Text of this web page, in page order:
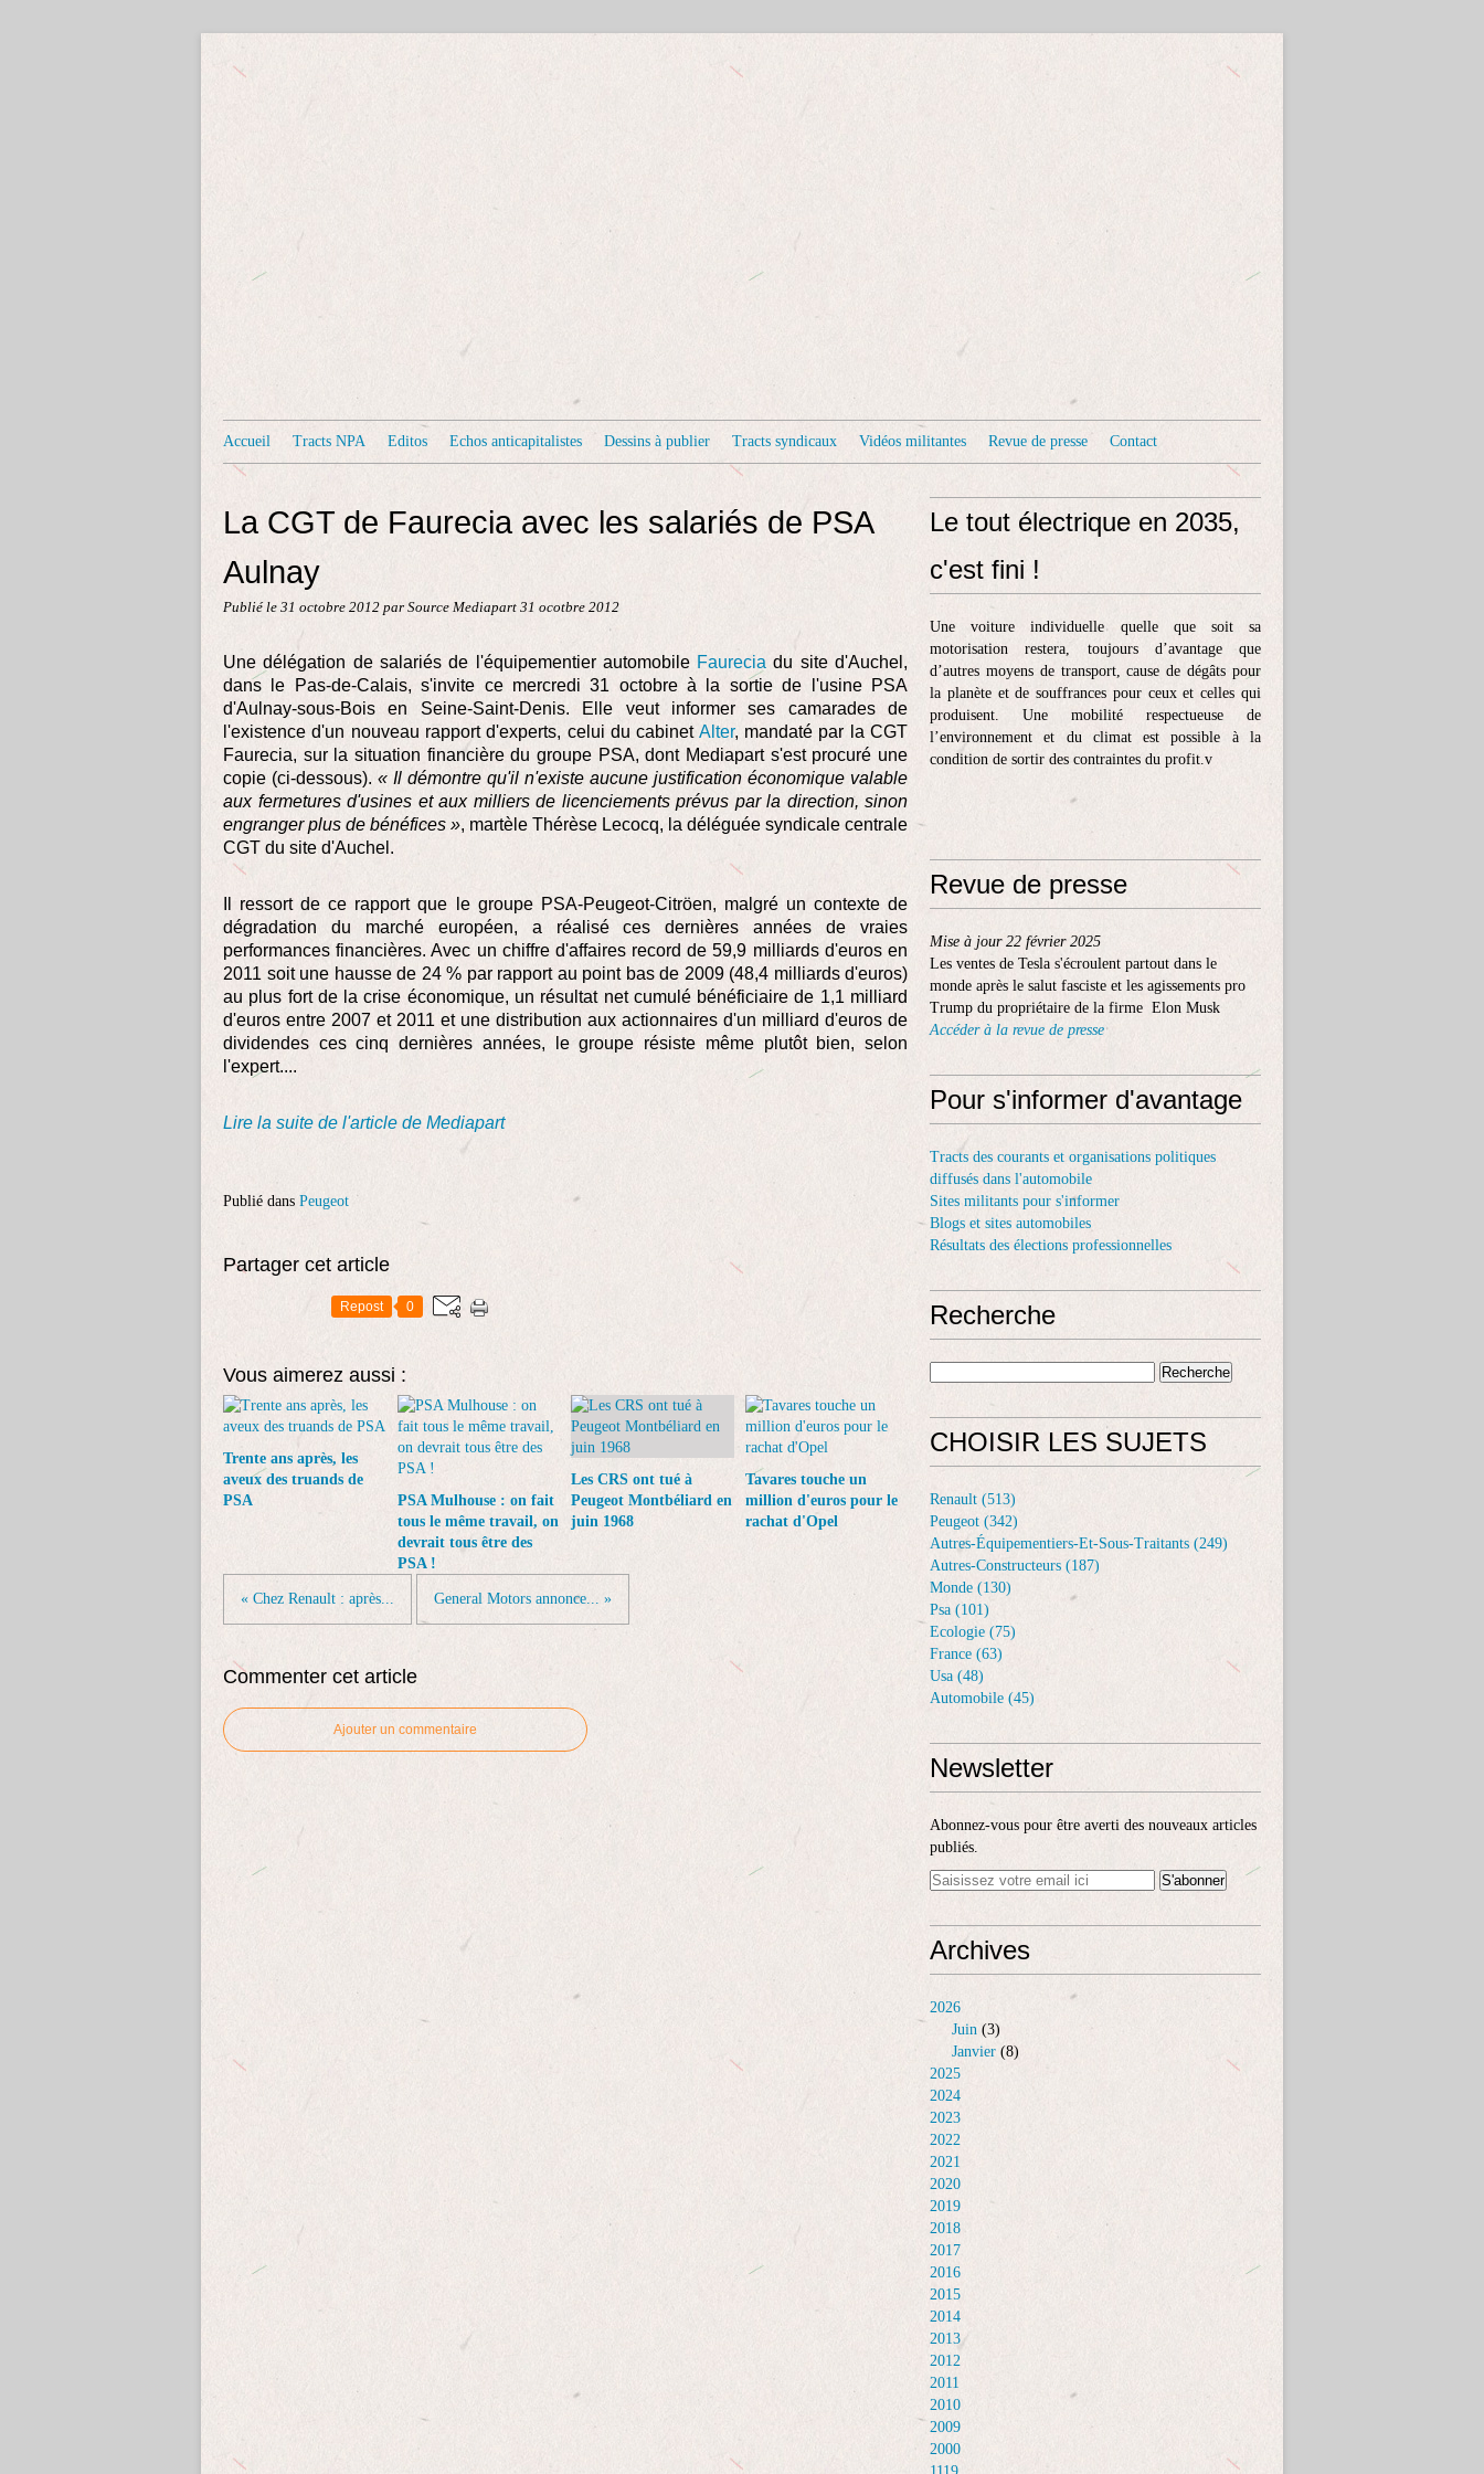
Accueil Tracts NPA Editos Echos anticapitalistes Dessins à publier Tracts syndicaux Vidéos militantes Revue de presse Contact
La CGT de Faurecia avec les salariés de PSA
Aulnay
Publié le 31 octobre 2012 par Source Mediapart 31 ocotbre 2012
Une délégation de salariés de l'équipementier automobile Faurecia du site d'Auchel,
dans le Pas-de-Calais, s'invite ce mercredi 31 octobre à la sortie de l'usine PSA
d'Aulnay-sous-Bois en Seine-Saint-Denis. Elle veut informer ses camarades de
l'existence d'un nouveau rapport d'experts, celui du cabinet Alter, mandaté par la CGT
Faurecia, sur la situation financière du groupe PSA, dont Mediapart s'est procuré une
copie (ci-dessous). « Il démontre qu'il n'existe aucune justification économique valable
aux fermetures d'usines et aux milliers de licenciements prévus par la direction, sinon
engranger plus de bénéfices », martèle Thérèse Lecocq, la déléguée syndicale centrale
CGT du site d'Auchel.
Il ressort de ce rapport que le groupe PSA-Peugeot-Citröen, malgré un contexte de
dégradation du marché européen, a réalisé ces dernières années de vraies
performances financières. Avec un chiffre d'affaires record de 59,9 milliards d'euros en
2011 soit une hausse de 24 % par rapport au point bas de 2009 (48,4 milliards d'euros)
au plus fort de la crise économique, un résultat net cumulé bénéficiaire de 1,1 milliard
d'euros entre 2007 et 2011 et une distribution aux actionnaires d'un milliard d'euros de
dividendes ces cinq dernières années, le groupe résiste même plutôt bien, selon
l'expert....
Lire la suite de l'article de Mediapart
Publié dans Peugeot
Partager cet article
Repost 0
Vous aimerez aussi :
Trente ans après, les
aveux des truands de
PSA
PSA Mulhouse : on fait
tous le même travail, on
devrait tous être des
PSA !
Les CRS ont tué à
Peugeot Montbéliard en
juin 1968
Tavares touche un
million d'euros pour le
rachat d'Opel
« Chez Renault : après... General Motors annonce... »
Commenter cet article
Ajouter un commentaire
Le tout électrique en 2035,
c'est fini !
Une voiture individuelle quelle que soit sa
motorisation restera, toujours d’avantage que
d’autres moyens de transport, cause de dégâts pour
la planète et de souffrances pour ceux et celles qui
produisent. Une mobilité respectueuse de
l’environnement et du climat est possible à la
condition de sortir des contraintes du profit.v
Revue de presse
Mise à jour 22 février 2025
Les ventes de Tesla s'écroulent partout dans le
monde après le salut fasciste et les agissements pro
Trump du propriétaire de la firme Elon Musk
Accéder à la revue de presse
Pour s'informer d'avantage
Tracts des courants et organisations politiques
diffusés dans l'automobile
Sites militants pour s'informer
Blogs et sites automobiles
Résultats des élections professionnelles
Recherche
CHOISIR LES SUJETS
Renault (513)
Peugeot (342)
Autres-Équipementiers-Et-Sous-Traitants (249)
Autres-Constructeurs (187)
Monde (130)
Psa (101)
Ecologie (75)
France (63)
Usa (48)
Automobile (45)
Newsletter
Abonnez-vous pour être averti des nouveaux articles
publiés.
Archives
2026
Juin (3)
Janvier (8)
2025
2024
2023
2022
2021
2020
2019
2018
2017
2016
2015
2014
2013
2012
2011
2010
2009
2000